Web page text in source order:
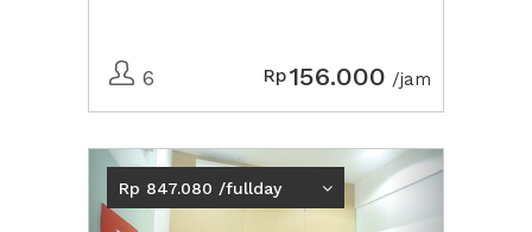
6 Rp156.000 /jam
Previous Next2
Rp 847.080 /fullday